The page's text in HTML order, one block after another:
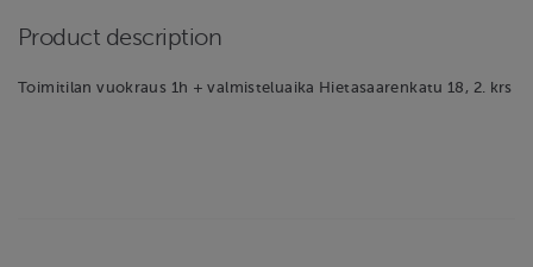
Product description
Toimitilan vuokraus 1h + valmisteluaika Hietasaarenkatu 18, 2. krs